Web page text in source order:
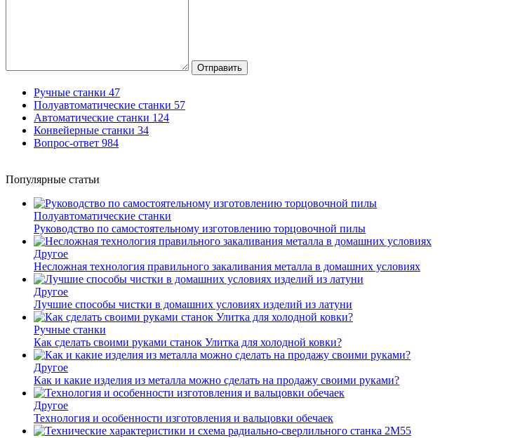
Отправить
Ручные станки 47
Полуавтоматические станки 57
Автоматические станки 124
Конвейерные станки 34
Вопрос-ответ 984
Популярные статьи
Полуавтоматические станки
Руководство по самостоятельному изготовлению торцовочной пилы
Другое
Несложная технология правильного закаливания металла в домашних условиях
Другое
Лучшие способы чистки в домашних условиях изделий из латуни
Ручные станки
Как сделать своими руками станок Улитка для холодной ковки?
Другое
Как и какие изделия из металла можно сделать на продажу своими руками?
Другое
Технология и особенности изготовления и вальцовки обечаек